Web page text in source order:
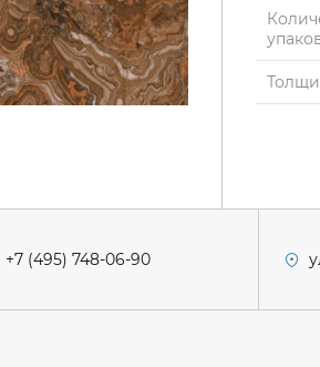
+7 (495) 748-06-90